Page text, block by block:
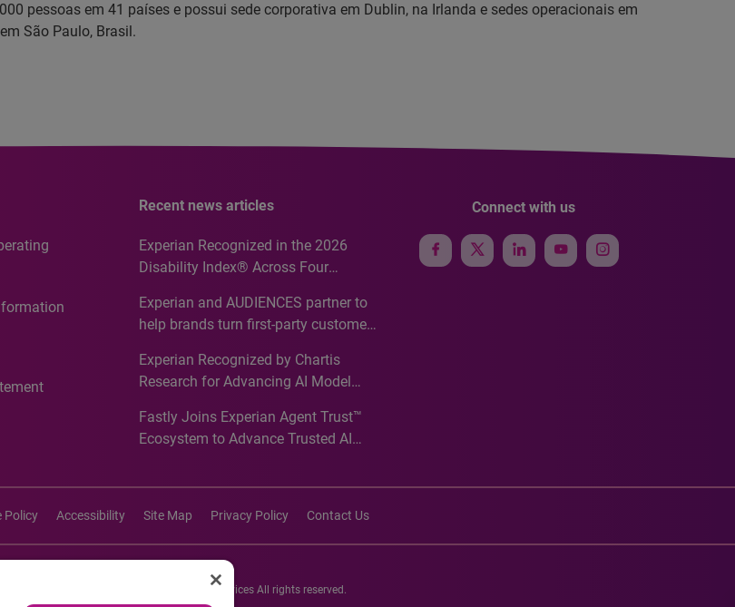
pessoas em 41 países e possui sede corporativa em Dublin, na Irlanda e sedes operacionais em
São Paulo, Brasil.
Recent news articles
Experian Recognized in the 2026
Disability Index® Across Four
Recognition for Australia
Experian and AUDIENCES partner to
help brands turn first-party customer
media activation
Experian Recognized by Chartis
Research for Advancing AI Model
Analytics50 2026
Fastly Joins Experian Agent Trust™
Ecosystem to Advance Trusted AI
Connect with us
Policy Accessibility Site Map Privacy Policy Contact Us
Solutions, Inc. Experian Marketing Services All rights reserved.